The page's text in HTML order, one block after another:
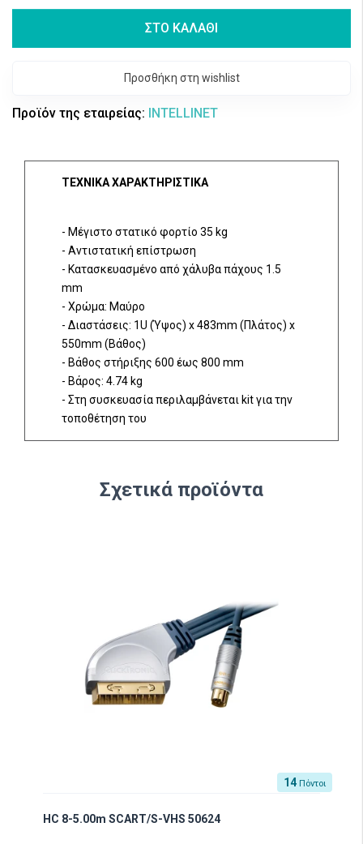
ΣΤΟ ΚΑΛΑΘΙ
Προσθήκη στη wishlist
Προϊόν της εταιρείας: INTELLINET
ΤΕΧΝΙΚΑ ΧΑΡΑΚΤΗΡΙΣΤΙΚΑ
- Μέγιστο στατικό φορτίο 35 kg
- Αντιστατική επίστρωση
- Κατασκευασμένο από χάλυβα πάχους 1.5
mm
- Χρώμα: Μαύρο
- Διαστάσεις: 1U (Ύψος) x 483mm (Πλάτος) x
550mm (Βάθος)
- Βάθος στήριξης 600 έως 800 mm
- Βάρος: 4.74 kg
- Στη συσκευασία περιλαμβάνεται kit για την
τοποθέτηση του
Σχετικά προϊόντα
14 Πόντοι
HC 8-5.00m SCART/S-VHS 50624